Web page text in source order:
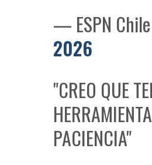
— ESPN
2026
"CREO QUE
PACIENCIA"